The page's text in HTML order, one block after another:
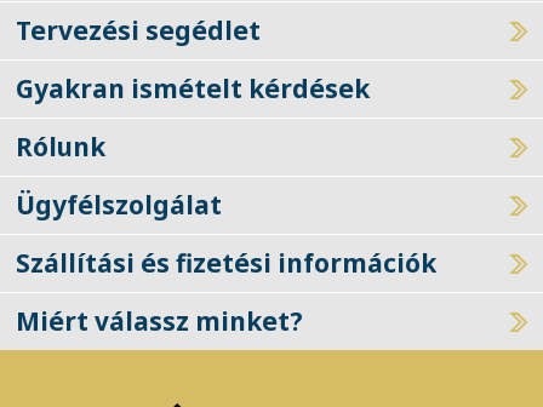
Tervezési segédlet
Gyakran ismételt kérdések
Rólunk
Ügyfélszolgálat
Szállítási és fizetési információk
Miért válassz minket?